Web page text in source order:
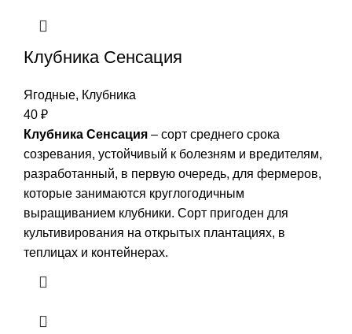
Клубника Сенсация
Ягодные, Клубника
40 ₽
Клубника Сенсация – сорт среднего срока
созревания, устойчивый к болезням и вредителям,
разработанный, в первую очередь, для фермеров,
которые занимаются круглогодичным
выращиванием клубники. Сорт пригоден для
культивирования на открытых плантациях, в
теплицах и контейнерах.